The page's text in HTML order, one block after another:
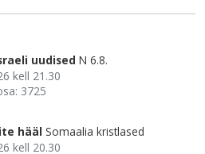
uudised N 6.8.
kell 21.30
3725
hääl Somaalia kristlased
kell 20.30